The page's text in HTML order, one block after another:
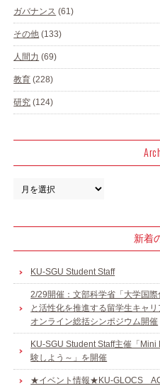
ガバナンス (61)
その他 (133)
人間力 (69)
教育 (228)
研究 (124)
新着
KU-SGU Student Staff
2/29開催：文部科学省「大学国
と活性化を推進する留学生キャ
オンライン総括シンポジウム開催
KU-SGU Student Staff主催「
験しよう～」を開催
★イベント情報★KU-GLOCS